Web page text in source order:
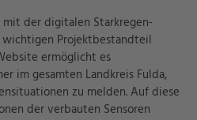
mit der digitalen Starkregen-
Projektbestandteil
ermöglicht es
im gesamten Landkreis Fulda,
zu melden. Auf diese
der verbauten Sensoren